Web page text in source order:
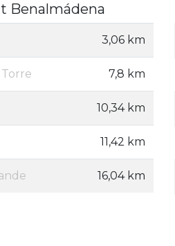
Benalmádena
3,06 km
7,8 km
10,34 km
11,42 km
16,04 km